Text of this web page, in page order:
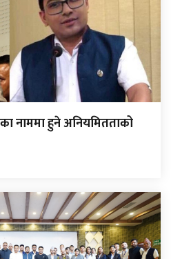
नाममा हुने अनियमितताको